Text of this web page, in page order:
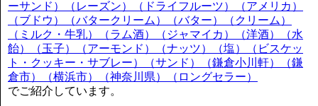
ーサンド）（レーズン）（ドライフルーツ）（アメリカ）
（ブドウ）（バタークリーム）（バター）（クリーム）
（ミルク・牛乳）（ラム酒）（ジャマイカ）（洋酒）（水
飴）（玉子）（アーモンド）（ナッツ）（塩）（ビスケッ
ト・クッキー・サブレー）（サンド）（鎌倉小川軒）（鎌
倉市）（横浜市）（神奈川県）（ロングセラー）
でご紹介しています。